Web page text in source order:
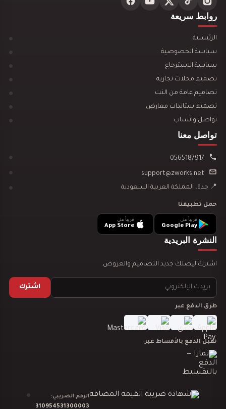
تصميم ديكور محل ألعاب أطفال مودرن
تصميم ديكور مكتبة وقرطاسية يجذب العملاء ويزيد…
تصميم ديكور سينما منزلية
تصميم ديكور مدينة العاب مائية
تصميم ديكور نادي رياضي GYM
روابط سريعة
الرئيسية
سياسة الخصوصية
سياسة الاسترجاع
تصميم محلات تجارية
تصاميم عامة من النت
تصميم ستاندات معارض
تواصل واتساب
تواصل معنا
📍 جدة، المملكة العربية السعودية
حمل تطبيقنا
قريباً على
Google Play
قريباً على
App Store
النشرة البريدية
اشترك ليصلك جديد التصاميم والعروض.
اشترك
طرق الدفع عبر
نقبل الدفع بالأقساط عبر
الرقم الضريبي:
310954531300003